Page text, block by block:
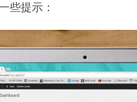
些提示：